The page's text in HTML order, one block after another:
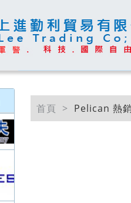
首頁 Pelican 熱